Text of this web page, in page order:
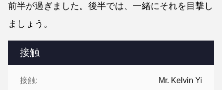
接触
接触: Mr. Kelvin Yi
前半が過ぎました。後半では、一緒にそれを目撃し
ましょう。